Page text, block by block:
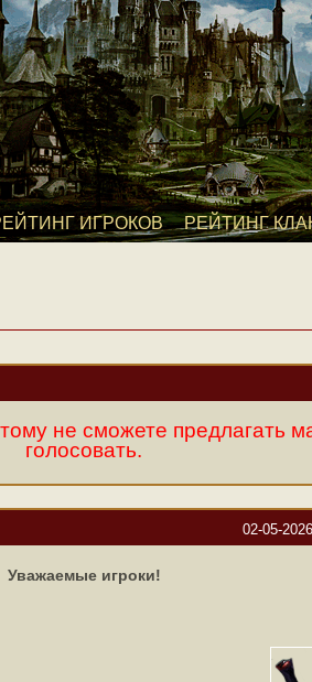
ИГРОКОВ РЕЙТИНГ
не сможете предлагать
голосовать.
02-05-
Уважаемые игроки!